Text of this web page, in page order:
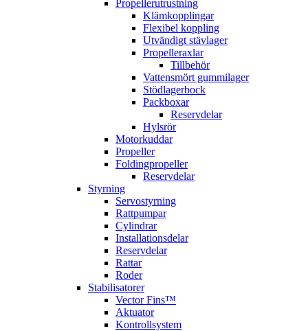
Propellerutrustning
Klämkopplingar
Flexibel koppling
Utvändigt stävlager
Propelleraxlar
Tillbehör
Vattensmört gummilager
Stödlagerbock
Packboxar
Reservdelar
Hylsrör
Motorkuddar
Propeller
Foldingpropeller
Reservdelar
Styrning
Servostyrning
Rattpumpar
Cylindrar
Installationsdelar
Reservdelar
Rattar
Roder
Stabilisatorer
Vector Fins™
Aktuator
Kontrollsystem